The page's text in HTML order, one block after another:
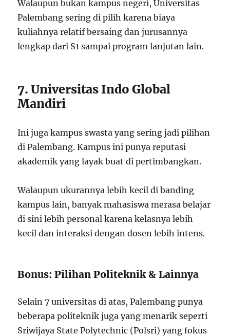
Walaupun bukan kampus negeri, Universitas
Palembang sering di pilih karena biaya
kuliahnya relatif bersaing dan jurusannya
lengkap dari S1 sampai program lanjutan lain.
7. Universitas Indo Global
Mandiri
Ini juga kampus swasta yang sering jadi pilihan
di Palembang. Kampus ini punya reputasi
akademik yang layak buat di pertimbangkan.
Walaupun ukurannya lebih kecil di banding
kampus lain, banyak mahasiswa merasa belajar
di sini lebih personal karena kelasnya lebih
kecil dan interaksi dengan dosen lebih intens.
Bonus: Pilihan Politeknik & Lainnya
Selain 7 universitas di atas, Palembang punya
beberapa politeknik juga yang menarik seperti
Sriwijaya State Polytechnic (Polsri) yang fokus